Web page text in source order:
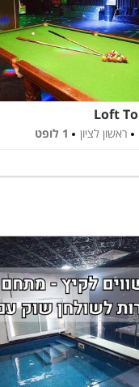
ראשון לציון
1 לופט